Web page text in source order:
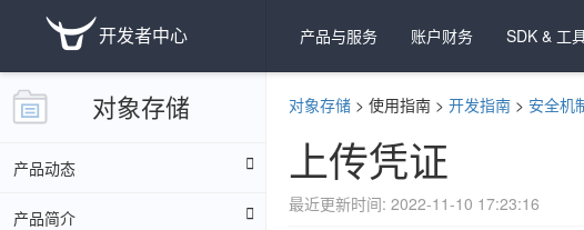
开发者中心 产品与服务 账户财务 SDK & 工
对象存储
产品动态
产品简介
对象存储 > 使用指南 > 开发指南 > 安全机
上传凭证
最近更新时间: 2022-11-10 17:23:16